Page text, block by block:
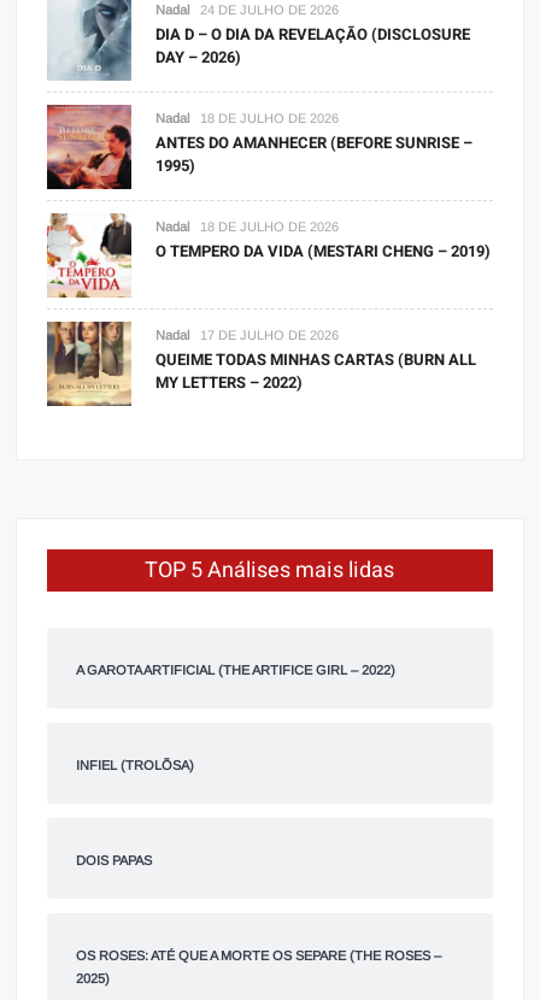
Nadal 24 DE JULHO DE 2026
DIA D – O DIA DA REVELAÇÃO (DISCLOSURE
DAY – 2026)
Nadal 18 DE JULHO DE 2026
ANTES DO AMANHECER (BEFORE SUNRISE –
1995)
Nadal 18 DE JULHO DE 2026
O TEMPERO DA VIDA (MESTARI CHENG – 2019)
Nadal 17 DE JULHO DE 2026
QUEIME TODAS MINHAS CARTAS (BURN ALL
MY LETTERS – 2022)
TOP 5 Análises mais lidas
A GAROTA ARTIFICIAL (THE ARTIFICE GIRL – 2022)
INFIEL (TROLÕSA)
DOIS PAPAS
OS ROSES: ATÉ QUE A MORTE OS SEPARE (THE ROSES –
2025)